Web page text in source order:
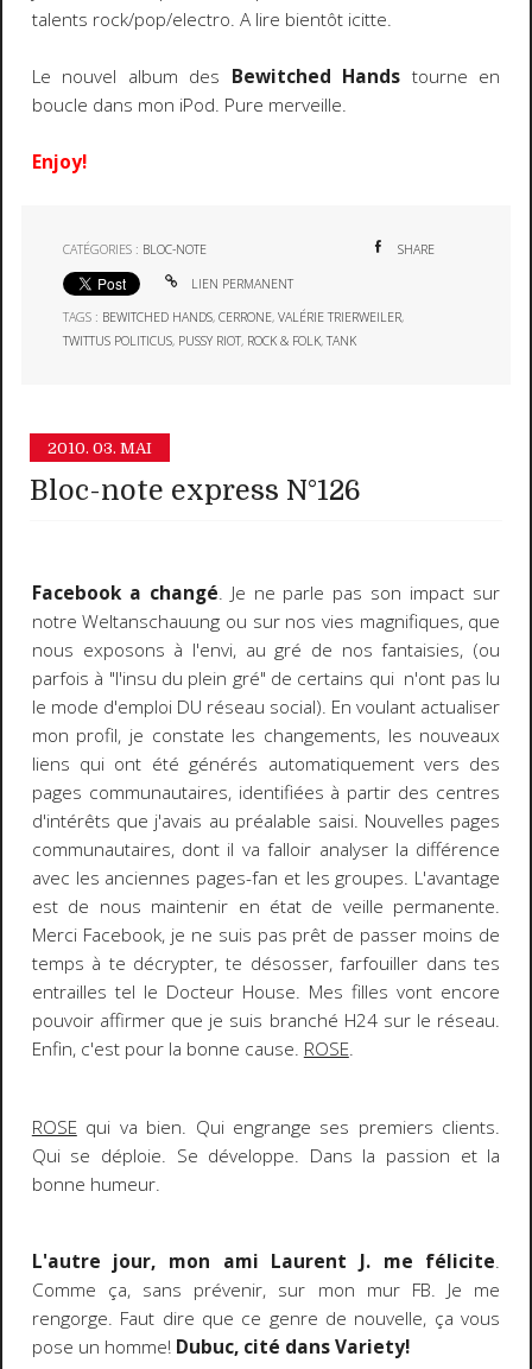
talents rock/pop/electro. A lire bientôt icitte.
Le nouvel album des Bewitched Hands tourne en
boucle dans mon iPod. Pure merveille.
Enjoy!
CATÉGORIES : BLOC-NOTE SHARE
LIEN PERMANENT
TAGS : BEWITCHED HANDS,CERRONE,VALÉRIE TRIERWEILER,
TWITTUS POLITICUS, PUSSY RIOT, ROCK & FOLK,TANK
2010. 03. MAI
Bloc-note express N°126
Facebook a changé. Je ne parle pas son impact sur
notre Weltanschauung ou sur nos vies magnifiques, que
nous exposons à l'envi, au gré de nos fantaisies, (ou
parfois à "l'insu du plein gré" de certains qui n'ont pas lu
le mode d'emploi DU réseau social). En voulant actualiser
mon profil, je constate les changements, les nouveaux
liens qui ont été générés automatiquement vers des
pages communautaires, identifiées à partir des centres
d'intérêts que j'avais au préalable saisi. Nouvelles pages
communautaires, dont il va falloir analyser la différence
avec les anciennes pages-fan et les groupes. L'avantage
est de nous maintenir en état de veille permanente.
Merci Facebook, je ne suis pas prêt de passer moins de
temps à te décrypter, te désosser, farfouiller dans tes
entrailles tel le Docteur House. Mes filles vont encore
pouvoir affirmer que je suis branché H24 sur le réseau.
Enfin, c'est pour la bonne cause. ROSE.
ROSE qui va bien. Qui engrange ses premiers clients.
Qui se déploie. Se développe. Dans la passion et la
bonne humeur.
L'autre jour, mon ami Laurent J. me félicite.
Comme ça, sans prévenir, sur mon mur FB. Je me
rengorge. Faut dire que ce genre de nouvelle, ça vous
pose un homme! Dubuc, cité dans Variety!